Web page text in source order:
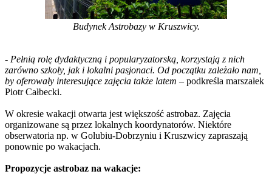
Budynek Astrobazy w Kruszwicy.
- Pełnią rolę dydaktyczną i popularyzatorską, korzystają z nich
zarówno szkoły, jak i lokalni pasjonaci. Od początku zależało nam,
by oferowały interesujące zajęcia także latem – podkreśla marszałek
Piotr Całbecki.
W okresie wakacji otwarta jest większość astrobaz. Zajęcia
organizowane są przez lokalnych koordynatorów. Niektóre
obserwatoria np. w Golubiu-Dobrzyniu i Kruszwicy zapraszają
ponownie po wakacjach.
Propozycje astrobaz na wakacje: